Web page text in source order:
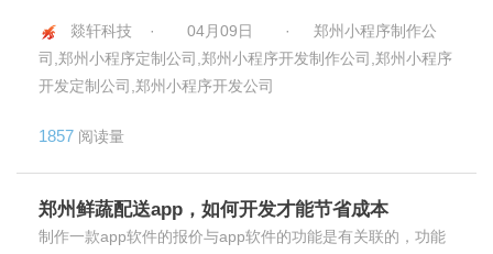
燚轩科技 · 04月09日 ·
郑州小程序制作公
司,郑州小程序定制公司,郑州小程序开发制作公司,郑州小程序
开发定制公司,郑州小程序开发公司
1857 阅读量
郑州鲜蔬配送app，如何开发才能节省成本
制作一款app软件的报价与app软件的功能是有关联的，功能